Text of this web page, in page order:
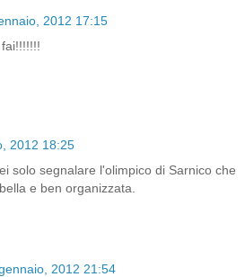
2012 17:15
2012 18:25
solo segnalare l'olimpico di Sarnico che
e ben organizzata.
2012 21:54